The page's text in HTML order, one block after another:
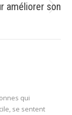
améliorer son
qui
se sentent